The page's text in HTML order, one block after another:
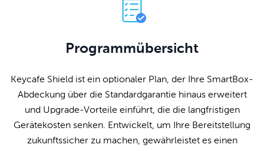
Programmübersicht
Keycafe Shield ist ein optionaler Plan, der Ihre SmartBox-
Abdeckung über die Standardgarantie hinaus erweitert
und Upgrade-Vorteile einführt, die die langfristigen
Gerätekosten senken. Entwickelt, um Ihre Bereitstellung
zukunftssicher zu machen, gewährleistet es einen